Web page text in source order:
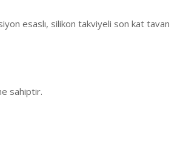
esaslı, silikon takviyeli son kat tavan
sahiptir.